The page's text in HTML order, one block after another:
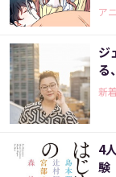
ア
ジ
る
新
4
験